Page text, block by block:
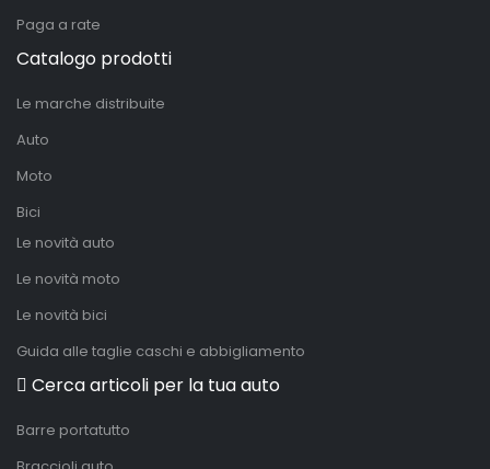
Paga a rate
Catalogo prodotti
Le marche distribuite
Auto
Moto
Bici
Le novità auto
Le novità moto
Le novità bici
Guida alle taglie caschi e abbigliamento
Cerca articoli per la tua auto
Barre portatutto